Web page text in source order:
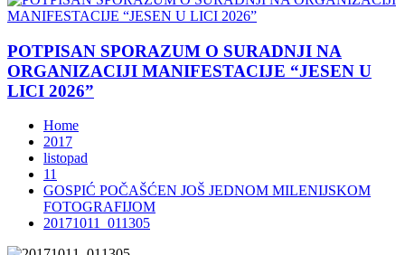
POTPISAN SPORAZUM O SURADNJI NA
ORGANIZACIJI MANIFESTACIJE “JESEN U
LICI 2026”
Home
2017
listopad
11
GOSPIĆ POČAŠĆEN JOŠ JEDNOM MILENIJSKOM
FOTOGRAFIJOM
20171011_011305